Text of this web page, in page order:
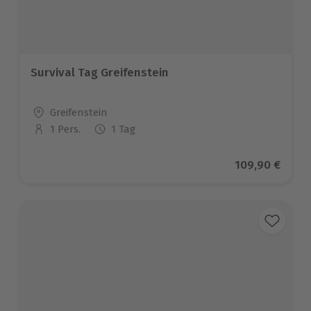
Survival Tag Greifenstein
Standort
Greifenstein
Anzahl der Teilnehmer
1 Pers. 1 Tag
Aktueller
109,90 €